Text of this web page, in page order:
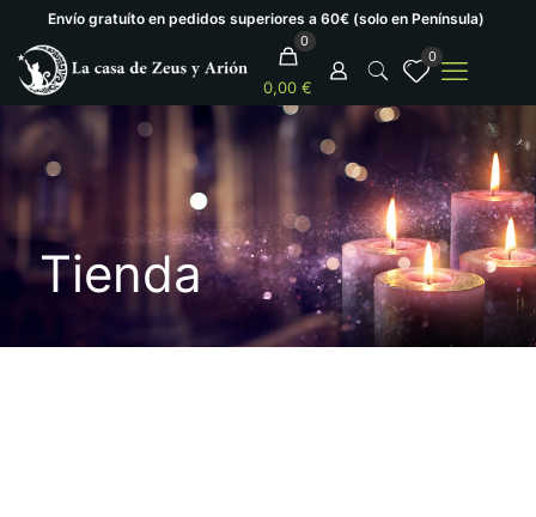
Envío gratuíto en pedidos superiores a 60€ (solo en Península)
0
0,00 €
0
Tienda